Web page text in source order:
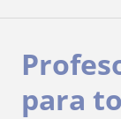
para